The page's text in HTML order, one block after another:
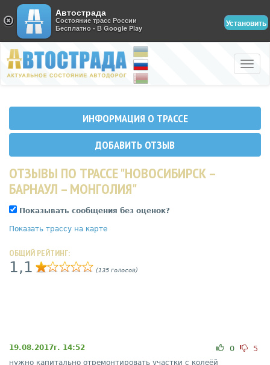
Автострада
Состояние трасс России
Бесплатно - В Google Play
Установить
Toggle
ИНФОРМАЦИЯ О ТРАССЕ
ДОБАВИТЬ ОТЗЫВ
ОТЗЫВЫ ПО ТРАССЕ "НОВОСИБИРСК –
БАРНАУЛ – МОНГОЛИЯ"
Показывать сообщения без оценок?
Показать трассу на карте
ОБЩИЙ РЕЙТИНГ:
1,1 (135 голосов)
19.08.2017г. 14:52 0 5
нужно капитально отремонтировать участки с колеёй